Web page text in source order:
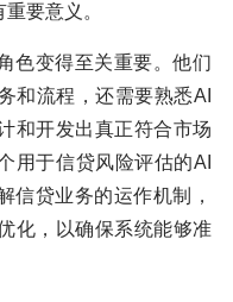
要意义。
色变得至关重要。他们
和流程，还需要熟悉AI
和开发出真正符合市场
用于信贷风险评估的AI
信贷业务的运作机制，
化，以确保系统能够准